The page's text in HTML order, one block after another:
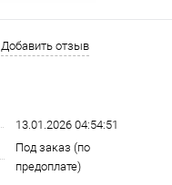
Добавить отзыв
13.01.2026 04:54:51
Под заказ (по
предоплате)